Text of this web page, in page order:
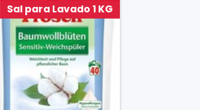
Sal para Lavado 1 KG